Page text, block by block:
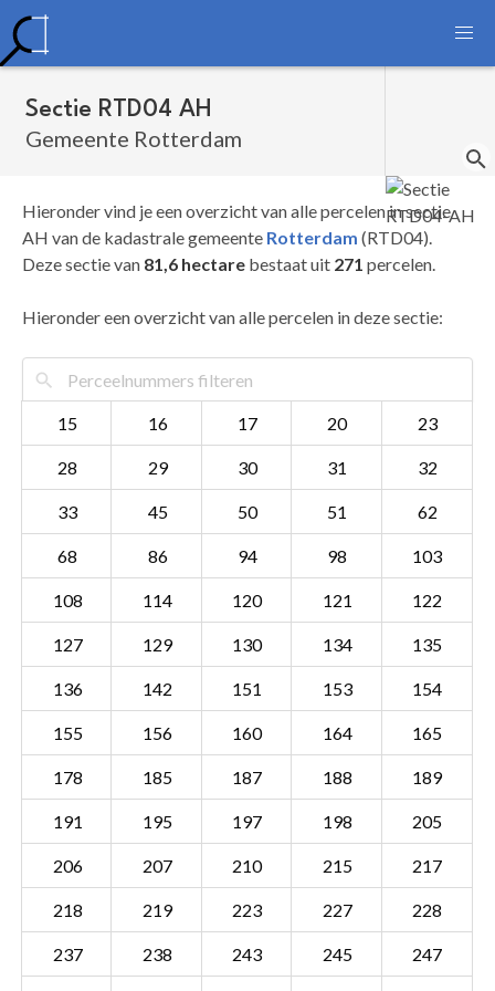
Sectie RTD04 AH
Gemeente Rotterdam
Hieronder vind je een overzicht van alle percelen in sectie
AH van de kadastrale gemeente Rotterdam (RTD04).
Deze sectie van 81,6 hectare bestaat uit 271 percelen.
Hieronder een overzicht van alle percelen in deze sectie:
15 16 17 20 23
28 29 30 31 32
33 45 50 51 62
68 86 94 98 103
108 114 120 121 122
127 129 130 134 135
136 142 151 153 154
155 156 160 164 165
178 185 187 188 189
191 195 197 198 205
206 207 210 215 217
218 219 223 227 228
237 238 243 245 247
Sectie RTD04 AH
Gemeente Rotterdam
Details